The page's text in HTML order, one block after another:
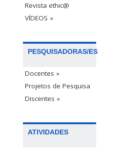
Revista ethic@
VÍDEOS »
PESQUISADORAS/ES
Docentes »
Projetos de Pesquisa
Discentes »
ATIVIDADES